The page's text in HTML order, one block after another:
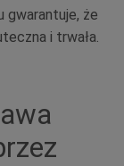
gwarantuje, że
i trwała.